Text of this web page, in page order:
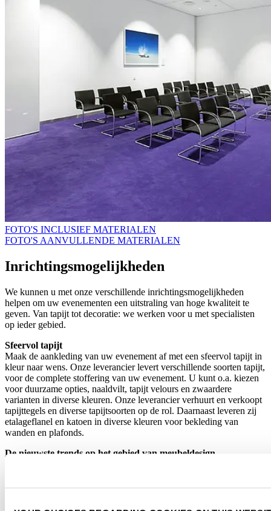
FOTO'S INCLUSIEF MATERIALEN
FOTO'S AANVULLENDE MATERIALEN
Inrichtingsmogelijkheden
We kunnen u met onze verschillende inrichtingsmogelijkheden
helpen om uw evenementen een uitstraling van hoge kwaliteit te
geven. Van tapijt tot decoratie: we werken voor u met specialisten
op ieder gebied.
Sfeervol tapijt
Maak de aankleding van uw evenement af met een sfeervol tapijt in
kleur naar wens. Onze leverancier levert verschillende soorten tapijt,
voor de complete stoffering van uw evenement. U kunt o.a. kiezen
voor duurzame opties, naaldvilt, tapijt velours en zwaardere
varianten in diverse kleuren. Onze leverancier verhuurt en verkoopt
tapijttegels en diverse tapijtsoorten op de rol. Daarnaast leveren zij
etalageflanel en katoen in diverse kleuren voor bekleding van
wanden en plafonds.
De nieuwste trends op het gebied van meubeldesign
bedrijfsvoering.